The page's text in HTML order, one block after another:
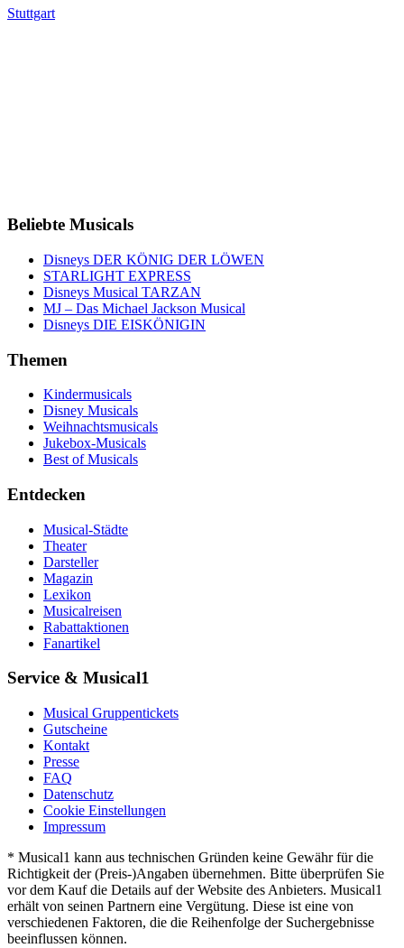
Stuttgart
Beliebte Musicals
Disneys DER KÖNIG DER LÖWEN
STARLIGHT EXPRESS
Disneys Musical TARZAN
MJ – Das Michael Jackson Musical
Disneys DIE EISKÖNIGIN
Themen
Kindermusicals
Disney Musicals
Weihnachtsmusicals
Jukebox-Musicals
Best of Musicals
Entdecken
Musical-Städte
Theater
Darsteller
Magazin
Lexikon
Musicalreisen
Rabattaktionen
Fanartikel
Service & Musical1
Musical Gruppentickets
Gutscheine
Kontakt
Presse
FAQ
Datenschutz
Cookie Einstellungen
Impressum
* Musical1 kann aus technischen Gründen keine Gewähr für die
Richtigkeit der (Preis-)Angaben übernehmen. Bitte überprüfen Sie
vor dem Kauf die Details auf der Website des Anbieters. Musical1
erhält von seinen Partnern eine Vergütung. Diese ist eine von
verschiedenen Faktoren, die die Reihenfolge der Suchergebnisse
beeinflussen können.